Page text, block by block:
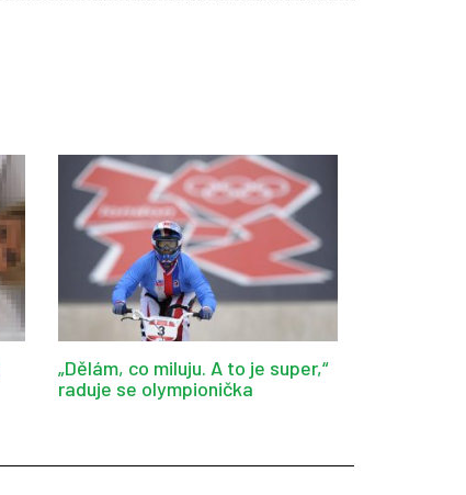
„Dělám, co miluju. A to je super,“
raduje se olympionička